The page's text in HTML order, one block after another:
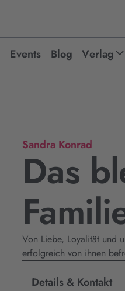
Events Blog Verlag
Sandra Konrad
Das
Von Liebe, Loyalität und
erfolgreich von ihnen
Details & Kontakt